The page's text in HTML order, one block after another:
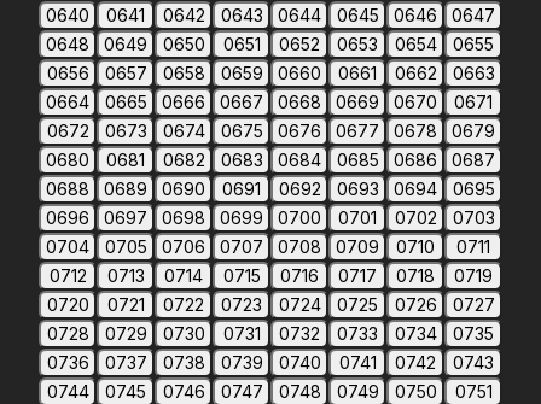
0640
0641 0642 0643 0644 0645 0646
0647
0648
0649 0650 0651 0652 0653 0654
0655
0656
0657 0658 0659 0660 0661 0662
0663
0664
0665 0666 0667 0668 0669 0670
0671
0672
0673 0674 0675 0676 0677 0678
0679
0680
0681 0682 0683 0684 0685 0686
0687
0688
0689 0690 0691 0692 0693 0694
0695
0696
0697 0698 0699 0700 0701 0702
0703
0704
0705 0706 0707 0708 0709 0710
0711
0712
0713 0714 0715 0716 0717 0718
0719
0720
0721 0722 0723 0724 0725 0726
0727
0728
0729 0730 0731 0732 0733 0734
0735
0736
0737 0738 0739 0740 0741 0742
0743
0744
0745 0746 0747 0748 0749 0750
0751